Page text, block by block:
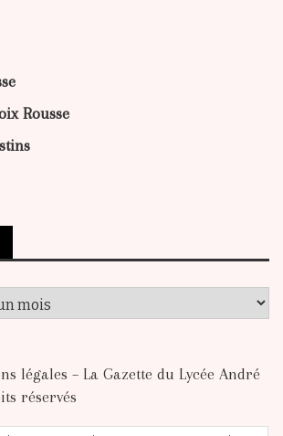
Rousse
légales – La Gazette du Lycée André
réservés